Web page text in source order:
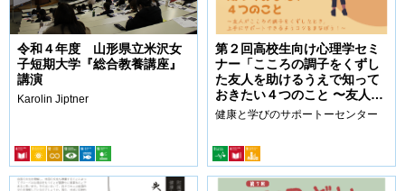
令和４年度 山形県立米沢女
子短期大学『総合教養講座』
講演
Karolin Jiptner
第２回高校生向け心理学セミ
ナー「こころの調子をくずし
た友人を助けるうえで知って
おきたい４つのこと 〜友人が
こころの調子をくずしたと
健康と学びのサポートーセンター